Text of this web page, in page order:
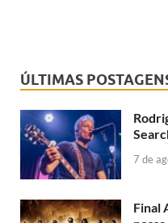
ÚLTIMAS
7 de
Final